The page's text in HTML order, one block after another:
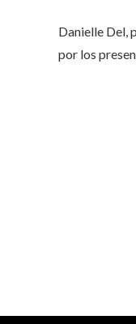
Danielle Del,
por los